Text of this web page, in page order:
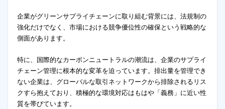
企業がグリーンサプライチェーンに取り組む背景には、法規制の
強化だけでなく、市場における競争優位性の確保という戦略的な
側面があります。
特に、国際的なカーボンニュートラルの潮流は、企業のサプライ
チェーン管理に根本的な変革を迫っています。排出量を管理でき
ない企業は、グローバルな取引ネットワークから排除されるリス
クすら抱えており、積極的な環境対応はもはや「義務」に近い性
質を帯びています。